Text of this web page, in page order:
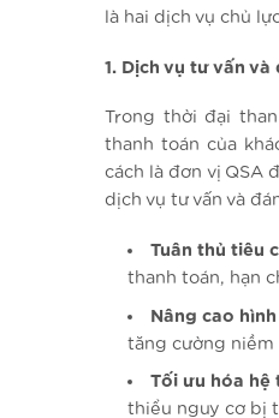
là hai dịch vụ chủ
1. Dịch vụ tư vấn và
Trong thời đại
thanh toán của
cách là đơn vị QSA
dịch vụ tư vấn và
Tuân thủ tiêu
thanh toán, hạn
Nâng cao
tăng cường niềm
Tối ưu hóa hệ
thiểu nguy cơ bị